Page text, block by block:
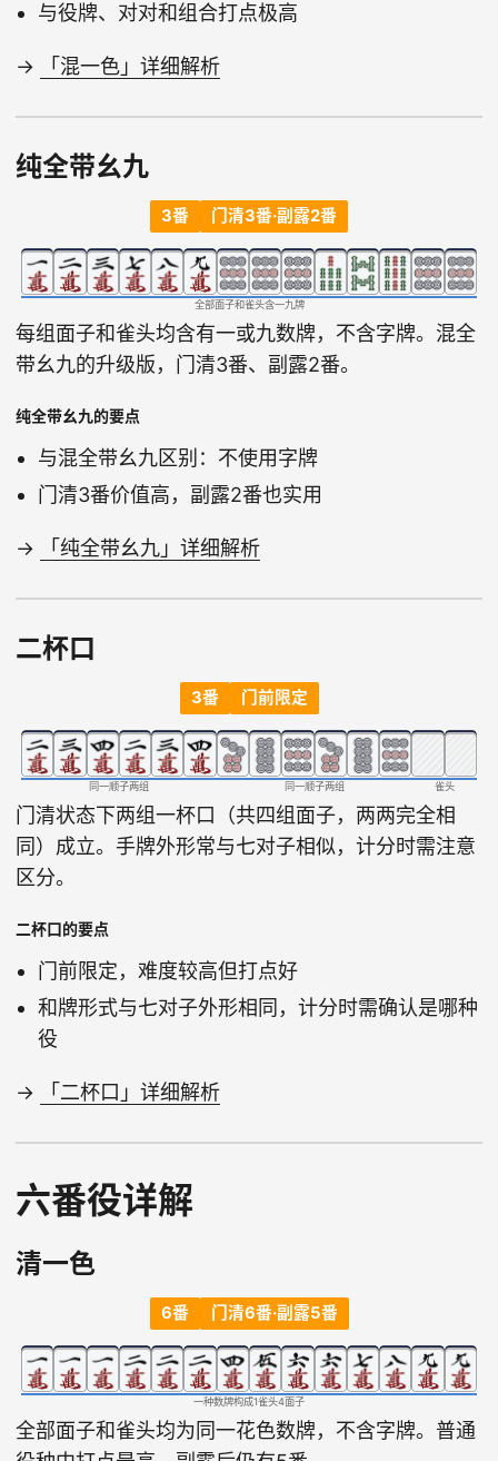
与役牌、对对和组合打点极高
→ 「混一色」详细解析
纯全带幺九
3番 门清3番·副露2番
全部面子和雀头含一九牌
每组面子和雀头均含有一或九数牌，不含字牌。混全
带幺九的升级版，门清3番、副露2番。
纯全带幺九的要点
与混全带幺九区别：不使用字牌
门清3番价值高，副露2番也实用
→ 「纯全带幺九」详细解析
二杯口
3番 门前限定
同一顺子两组 同一顺子两组 雀头
门清状态下两组一杯口（共四组面子，两两完全相
同）成立。手牌外形常与七对子相似，计分时需注意
区分。
二杯口的要点
门前限定，难度较高但打点好
和牌形式与七对子外形相同，计分时需确认是哪种
役
→ 「二杯口」详细解析
六番役详解
清一色
6番 门清6番·副露5番
一种数牌构成1雀头4面子
全部面子和雀头均为同一花色数牌，不含字牌。普通